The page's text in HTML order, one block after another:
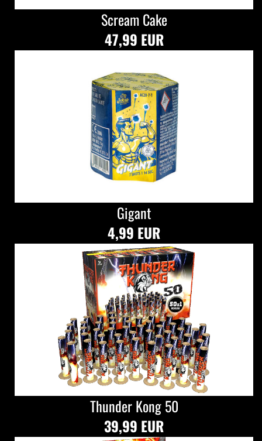
Scream Cake
47,99 EUR
Gigant
4,99 EUR
Thunder Kong 50
39,99 EUR